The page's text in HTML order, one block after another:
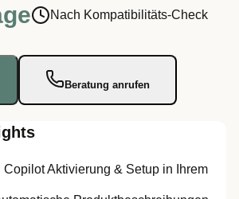
Nach Kompatibilitäts-Check
Beratung anrufen
Copilot Aktivierung & Setup in Ihrem